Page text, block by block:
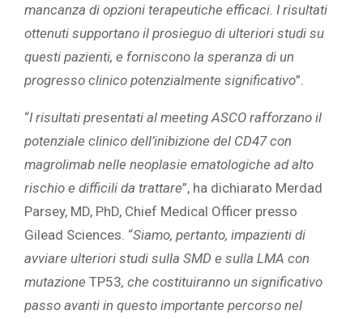
mancanza di opzioni terapeutiche efficaci. I risultati
ottenuti supportano il prosieguo di ulteriori studi su
questi pazienti, e forniscono la speranza di un
progresso clinico potenzialmente significativo”.
“I risultati presentati al meeting ASCO rafforzano il
potenziale clinico dell’inibizione del CD47 con
magrolimab nelle neoplasie ematologiche ad alto
rischio e difficili da trattare”, ha dichiarato Merdad
Parsey, MD, PhD, Chief Medical Officer presso
Gilead Sciences. “Siamo, pertanto, impazienti di
avviare ulteriori studi sulla SMD e sulla LMA con
mutazione TP53, che costituiranno un significativo
passo avanti in questo importante percorso nel